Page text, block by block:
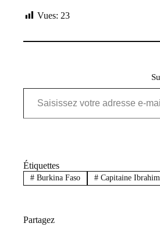
Vues: 23
Saisissez votre adresse e-mail…
Étiquettes
#Burkina Faso #Capitaine
Partagez